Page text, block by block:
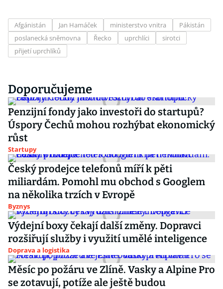
Afgánistán Jan Hamáček ministerstvo vnitra
Pákistán
poslanecká sněmovna
Řecko uprchlíci
sirotci
přijetí uprchlíků
Doporučujeme
Penzijní fondy jako investoři do startupů?
Úspory Čechů mohou rozhýbat ekonomický
růst
Startupy
Český prodejce telefonů míří k pěti
miliardám. Pomohl mu obchod s Googlem
na několika trzích v Evropě
Byznys
Výdejní boxy čekají další změny. Dopravci
rozšiřují služby i využití umělé inteligence
Doprava a logistika
Měsíc po požáru ve Zlíně. Vasky a Alpine Pro
se zotavují, potíže ale ještě budou